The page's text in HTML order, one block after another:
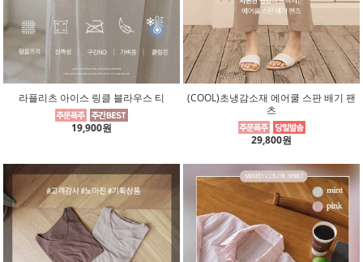
라플리츠 아이스 링클 블라우스 티
19,900원
(COOL)초냉감소재 에어쿨 스판 배기 팬
츠
29,800원